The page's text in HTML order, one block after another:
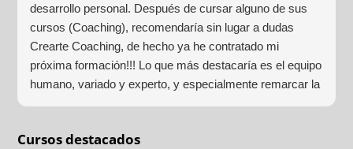
desarrollo personal. Después de cursar alguno de sus
cursos (Coaching), recomendaría sin lugar a dudas
Crearte Coaching, de hecho ya he contratado mi
próxima formación!!! Lo que más destacaría es el equipo
humano, variado y experto, y especialmente remarcar la
añadido con multitud de formaciones, seminarios y
Cursos destacados